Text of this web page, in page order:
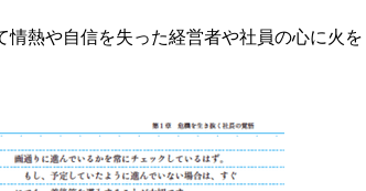
熱や自信を失った経営者や社員の心に火を